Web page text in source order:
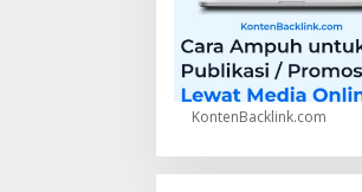
KontenBacklink.com